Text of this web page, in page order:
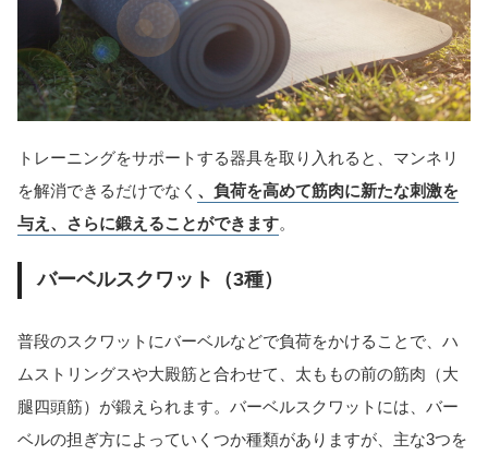
トレーニングをサポートする器具を取り入れると、マンネリ
を解消できるだけでなく 、負荷を高めて筋肉に新たな刺激を
与え、さらに鍛えることができます。
バーベルスクワット（3種）
普段のスクワットにバーベルなどで負荷をかけることで、ハ
ムストリングスや大殿筋と合わせて、太ももの前の筋肉（大
腿四頭筋）が鍛えられます。バーベルスクワットには、バー
ベルの担ぎ方によっていくつか種類がありますが、主な3つを